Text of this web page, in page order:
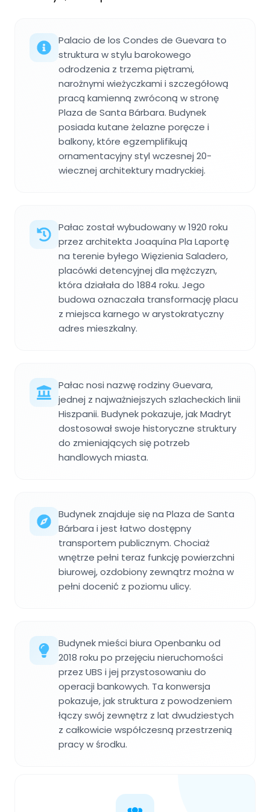
Palacio de los Condes de Guevara to
struktura w stylu barokowego
odrodzenia z trzema piętrami,
narożnymi wieżyczkami i szczegółową
pracą kamienną zwróconą w stronę
Plaza de Santa Bárbara. Budynek
posiada kutane żelazne poręcze i
balkony, które egzemplifikują
ornamentacyjny styl wczesnej 20-
wiecznej architektury madryckiej.
Pałac został wybudowany w 1920 roku
przez architekta Joaquína Pla Laportę
na terenie byłego Więzienia Saladero,
placówki detencyjnej dla mężczyzn,
która działała do 1884 roku. Jego
budowa oznaczała transformację placu
z miejsca karnego w arystokratyczny
adres mieszkalny.
Pałac nosi nazwę rodziny Guevara,
jednej z najważniejszych szlacheckich linii
Hiszpanii. Budynek pokazuje, jak Madryt
dostosował swoje historyczne struktury
do zmieniających się potrzeb
handlowych miasta.
Budynek znajduje się na Plaza de Santa
Bárbara i jest łatwo dostępny
transportem publicznym. Chociaż
wnętrze pełni teraz funkcję powierzchni
biurowej, ozdobiony zewnątrz można w
pełni docenić z poziomu ulicy.
Budynek mieści biura Openbanku od
2018 roku po przejęciu nieruchomości
przez UBS i jej przystosowaniu do
operacji bankowych. Ta konwersja
pokazuje, jak struktura z powodzeniem
łączy swój zewnętrz z lat dwudziestych
z całkowicie współczesną przestrzenią
pracy w środku.